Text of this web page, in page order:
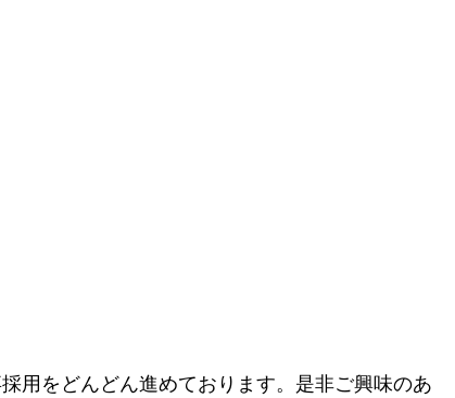
用をどんどん進めております。是非ご興味のあ